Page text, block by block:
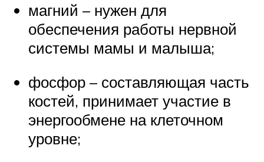
магний – нужен для
обеспечения работы нервной
системы мамы и малыша;
фосфор – составляющая часть
костей, принимает участие в
энергообмене на клеточном
уровне;